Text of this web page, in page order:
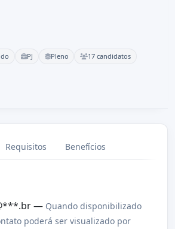
PJ Pleno
17 candidatos
Requisitos Benefícios
— Quando disponibilizado
poderá ser visualizado por